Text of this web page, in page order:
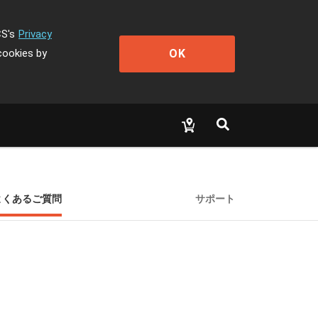
Privacy
by
OK
くあるご質問 サポート